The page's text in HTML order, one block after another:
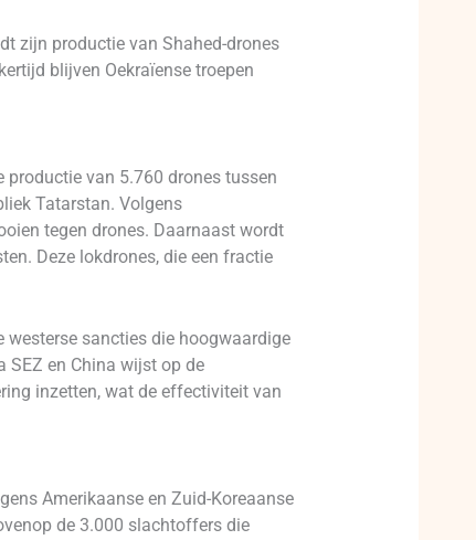
zijn productie van Shahed-drones
blijven Oekraïense troepen
van 5.760 drones tussen
Tatarstan. Volgens
tegen drones. Daarnaast wordt
Deze lokdrones, die een fractie
sancties die hoogwaardige
en China wijst op de
inzetten, wat de effectiviteit van
Amerikaanse en Zuid-Koreaanse
de 3.000 slachtoffers die